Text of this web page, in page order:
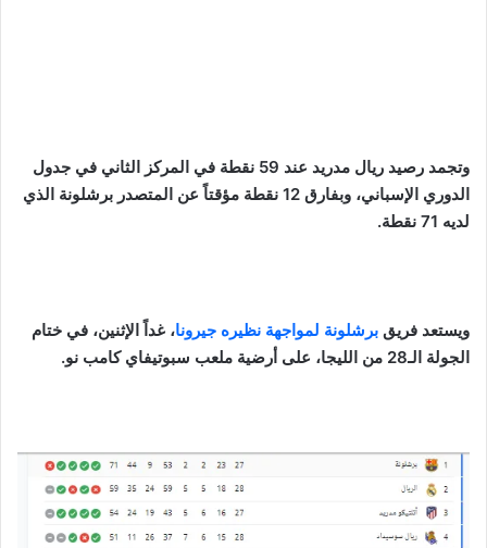
وتجمد رصيد ريال مدريد عند 59 نقطة في المركز الثاني في جدول
الدوري الإسباني، وبفارق 12 نقطة مؤقتاً عن المتصدر برشلونة الذي
لديه 71 نقطة.
ويستعد فريق برشلونة لمواجهة نظيره جيرونا، غداً الإثنين، في ختام
الجولة الـ28 من الليجا، على أرضية ملعب سبوتيفاي كامب نو.